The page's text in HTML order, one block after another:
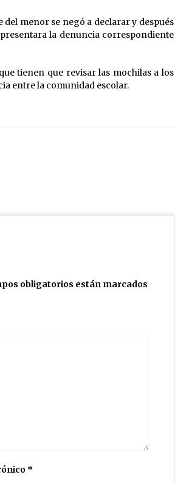
menor se negó a declarar y después
la denuncia correspondiente
tienen que revisar las mochilas a los
entre la comunidad escolar.
obligatorios están marcados
*